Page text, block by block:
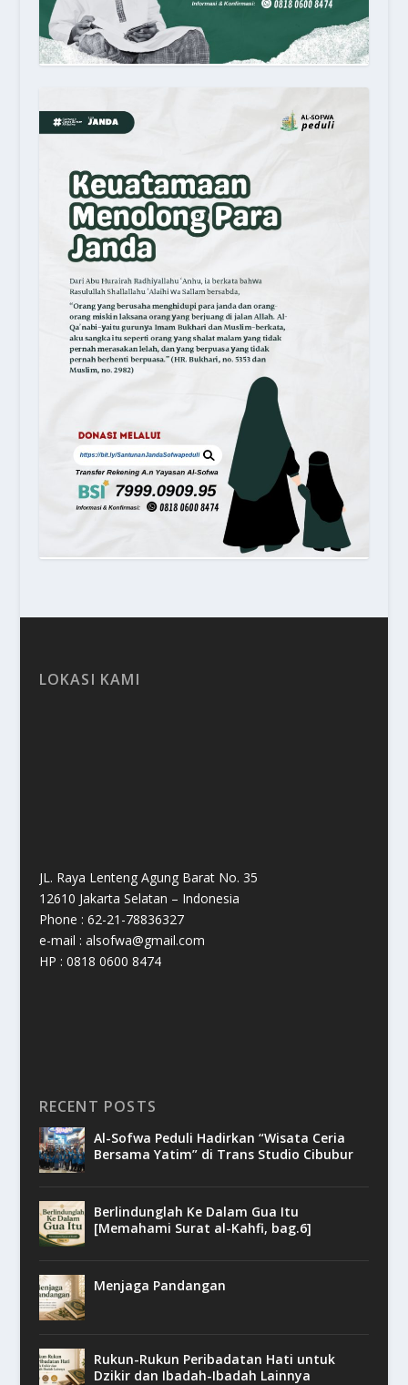
LOKASI KAMI
JL. Raya Lenteng Agung Barat No. 35
12610 Jakarta Selatan – Indonesia
Phone : 62-21-78836327
e-mail : alsofwa@gmail.com
HP : 0818 0600 8474
RECENT POSTS
Al-Sofwa Peduli Hadirkan “Wisata Ceria
Bersama Yatim” di Trans Studio Cibubur
Berlindunglah Ke Dalam Gua Itu
[Memahami Surat al-Kahfi, bag.6]
Menjaga Pandangan
Rukun-Rukun Peribadatan Hati untuk
Dzikir dan Ibadah-Ibadah Lainnya